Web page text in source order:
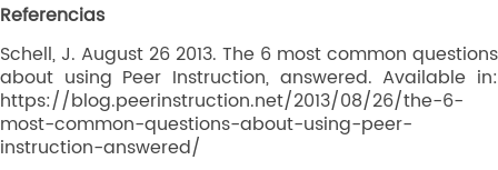
Referencias
Schell, J. August 26 2013. The 6 most common questions
about using Peer Instruction, answered. Available in:
https://blog.peerinstruction.net/2013/08/26/the-6-
most-common-questions-about-using-peer-
instruction-answered/